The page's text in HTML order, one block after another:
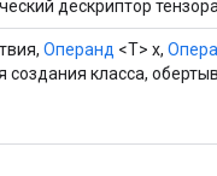
дескриптор
Операнд <T> x,
класса,